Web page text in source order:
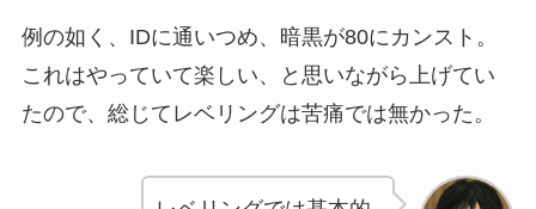
例の如く、IDに通いつめ、暗黒が80にカンスト。
これはやっていて楽しい、と思いながら上げてい
たので、総じてレベリングは苦痛では無かった。